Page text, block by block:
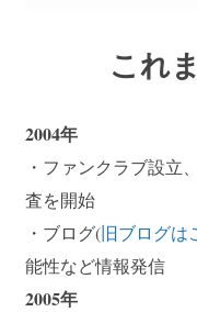
これ
2004年
・ファンクラブ設立
査を開始
・ブログ(旧ブログは
能性など情報発信
2005年